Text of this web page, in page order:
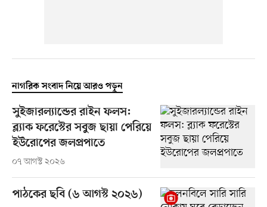
নাগরিক সংবাদ নিয়ে আরও পড়ুন
সুইজারল্যান্ডের রাইন ফলস:
ব্ল্যাক ফরেস্টের সবুজ ছায়া পেরিয়ে
ইউরোপের জলপ্রপাতে
০৭ আগস্ট ২০২৬
পাঠকের ছবি (৬ আগস্ট ২০২৬)